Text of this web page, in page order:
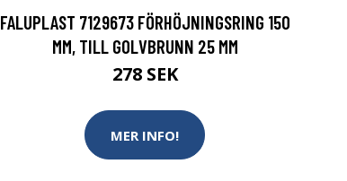
FALUPLAST 7129673 FÖRHÖJNINGSRING 150
MM, TILL GOLVBRUNN 25 MM
278 SEK
MER INFO!